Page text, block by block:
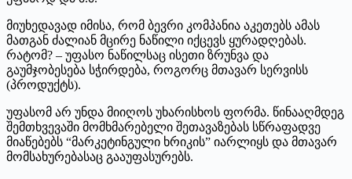
მიუხედავად იმისა, რომ ბევრი კომპანია აკეთებს ამას
მათგან ძალიან მცირე ნაწილი იქცევს ყურადღებას.
რატომ? – უფასო ნაწილსაც ისეთი ზრუნვა და
გაუმჯობესება სჭირდება, როგორც მთავარ სერვისს
(პროდუქტს).
უფასომ არ უნდა მიიღოს უხარისხოს ფორმა. წინააღმდეგ
შემთხვევაში მომხმარებელი შეთავაზებას სწრაფადვე
მიაწებებს “მარკეტინგული ხრიკის” იარლიყს და მთავარ
მომსახურებასაც გააუფასურებს.